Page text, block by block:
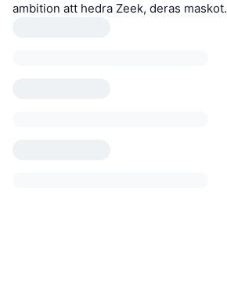
ambition att hedra Zeek, deras maskot.